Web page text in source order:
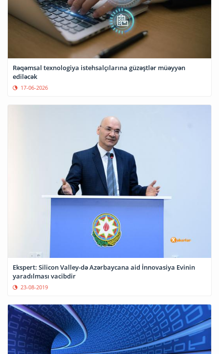
Rəqəmsal texnologiya istehsalçılarına güzəştlər müəyyən
ediləcək
17-06-2026
Ekspert: Silicon Valley-də Azərbaycana aid İnnovasiya Evinin
yaradılması vacibdir
23-08-2019